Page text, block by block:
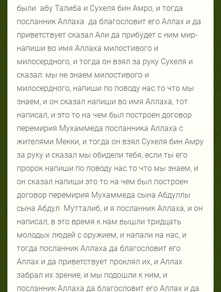
были абу Талиба и Сухеля бин Амро, и тогда
посланник Аллаха да благословит его Аллах и да
приветствует сказал Али да прибудет с ним мир-
напиши во имя Аллаха милостивого и
милосердного, и тогда он взял за руку Сухеля и
сказал: мы не знаем милостивого и
милосердного, напиши по поводу нас то что мы
знаем, и он сказал напиши во имя Аллаха, тот
написал, и это то на чем был построен договор
перемирия Мухаммеда посланника Аллаха с
жителями Мекки, и тогда он взял Сухеля бин Амру
за руку и сказал мы обидели тебя, если ты его
пророк напиши по поводу нас то что мы знаем, и
он сказал напиши это то на чем был построен
договор перемирия Мухаммеда сына Абдуллы
сына Абдул Мутталиб, и я посланник Аллаха, и он
написал, в это время к нам вышли тридцать
молодых людей с оружием, и напали на нас, и
тогда посланник Аллаха да благословит его
Аллах и да приветствует проклял их, и Аллах
забрал их зрение, и мы подошли к ним, и
посланник Аллаха да благословит его Аллах и да